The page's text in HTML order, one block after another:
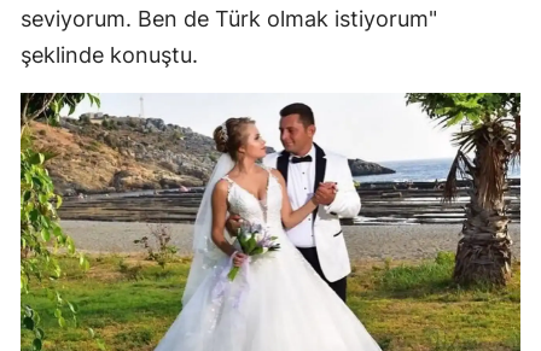
seviyorum. Ben de Türk olmak istiyorum"
şeklinde konuştu.